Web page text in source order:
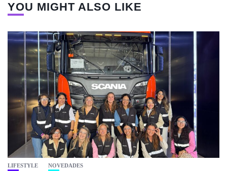
YOU MIGHT ALSO LIKE
LIFESTYLE NOVEDADES